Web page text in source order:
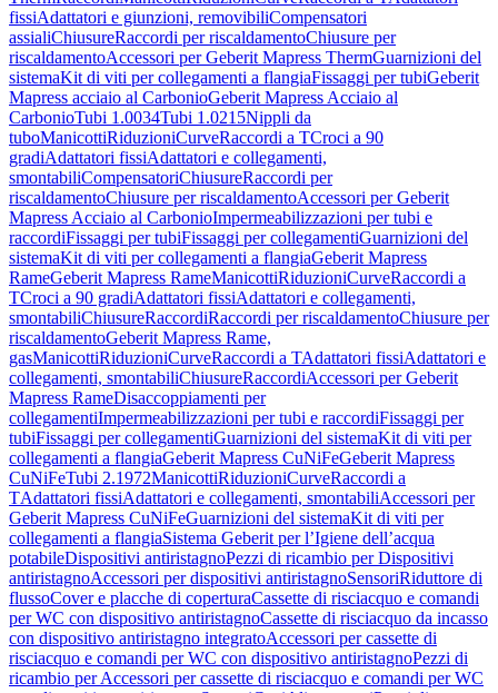
fissiAdattatori e giunzioni, removibiliCompensatori
assialiChiusureRaccordi per riscaldamentoChiusure per
riscaldamentoAccessori per Geberit Mapress ThermGuarnizioni del
sistemaKit di viti per collegamenti a flangiaFissaggi per tubiGeberit
Mapress acciaio al CarbonioGeberit Mapress Acciaio al
CarbonioTubi 1.0034Tubi 1.0215Nippli da
tuboManicottiRiduzioniCurveRaccordi a TCroci a 90
gradiAdattatori fissiAdattatori e collegamenti,
smontabiliCompensatoriChiusureRaccordi per
riscaldamentoChiusure per riscaldamentoAccessori per Geberit
Mapress Acciaio al CarbonioImpermeabilizzazioni per tubi e
raccordiFissaggi per tubiFissaggi per collegamentiGuarnizioni del
sistemaKit di viti per collegamenti a flangiaGeberit Mapress
RameGeberit Mapress RameManicottiRiduzioniCurveRaccordi a
TCroci a 90 gradiAdattatori fissiAdattatori e collegamenti,
smontabiliChiusureRaccordiRaccordi per riscaldamentoChiusure per
riscaldamentoGeberit Mapress Rame,
gasManicottiRiduzioniCurveRaccordi a TAdattatori fissiAdattatori e
collegamenti, smontabiliChiusureRaccordiAccessori per Geberit
Mapress RameDisaccoppiamenti per
collegamentiImpermeabilizzazioni per tubi e raccordiFissaggi per
tubiFissaggi per collegamentiGuarnizioni del sistemaKit di viti per
collegamenti a flangiaGeberit Mapress CuNiFeGeberit Mapress
CuNiFeTubi 2.1972ManicottiRiduzioniCurveRaccordi a
TAdattatori fissiAdattatori e collegamenti, smontabiliAccessori per
Geberit Mapress CuNiFeGuarnizioni del sistemaKit di viti per
collegamenti a flangiaSistema Geberit per l’Igiene dell’acqua
potabileDispositivi antiristagnoPezzi di ricambio per Dispositivi
antiristagnoAccessori per dispositivi antiristagnoSensoriRiduttore di
flussoCover e placche di coperturaCassette di risciacquo e comandi
per WC con dispositivo antiristagnoCassette di risciacquo da incasso
con dispositivo antiristagno integratoAccessori per cassette di
risciacquo e comandi per WC con dispositivo antiristagnoPezzi di
ricambio per Accessori per cassette di risciacquo e comandi per WC